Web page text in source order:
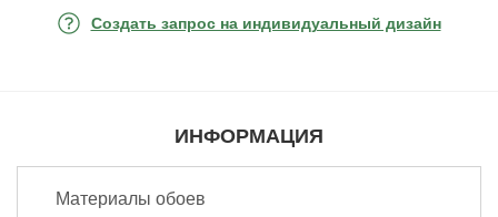
Создать запрос на индивидуальный дизайн
ИНФОРМАЦИЯ
Материалы обоев